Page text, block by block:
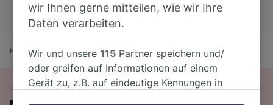
Home Bahnfahrplan Pozzallo nach Catania
wir Ihnen gerne mitteilen, wie wir Ihre
Daten verarbeiten.
Wir und unsere115 Partner speichern und/
oder greifen auf Informationen auf einem
Gerät zu, z.B. auf eindeutige Kennungen in